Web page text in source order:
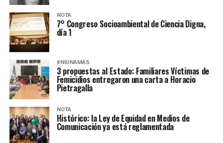
NOTA
7° Congreso Socioambiental de Ciencia Digna,
día 1
#NIUNAMÁS
3 propuestas al Estado: Familiares Víctimas de
Femicidios entregaron una carta a Horacio
Pietragalla
NOTA
Histórico: la Ley de Equidad en Medios de
Comunicación ya está reglamentada